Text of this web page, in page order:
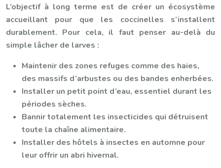
L’objectif à long terme est de créer un écosystème
accueillant pour que les coccinelles s’installent
durablement. Pour cela, il faut penser au-delà du
simple lâcher de larves :
Maintenir des zones refuges comme des haies,
des massifs d’arbustes ou des bandes enherbées.
Installer un petit point d’eau, essentiel durant les
périodes sèches.
Bannir totalement les insecticides qui détruisent
toute la chaîne alimentaire.
Installer des hôtels à insectes en automne pour
leur offrir un abri hivernal.